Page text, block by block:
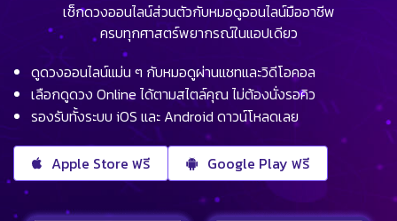
เช็กดวงออนไลน์ส่วนตัวกับหมอดูออนไลน์มืออาชีพ
ครบทุกศาสตร์พยากรณ์ในแอปเดียว
ดูดวงออนไลน์แม่น ๆ กับหมอดูผ่านแชทและวิดีโอคอล
เลือกดูดวง Online ได้ตามสไตล์คุณ ไม่ต้องนั่งรอคิว
รองรับทั้งระบบ iOS และ Android ดาวน์โหลดเลย
Apple Store ฟรี Google Play ฟรี